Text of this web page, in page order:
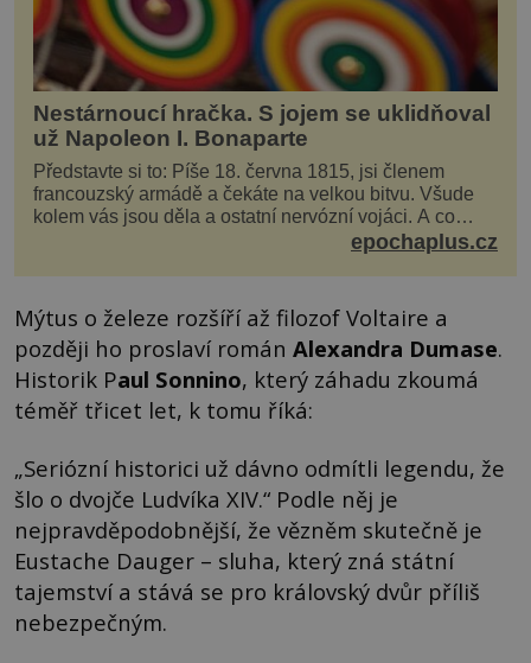
Nestárnoucí hračka. S jojem se uklidňoval
už Napoleon I. Bonaparte
Představte si to: Píše 18. června 1815, jsi členem
francouzský armádě a čekáte na velkou bitvu. Všude
kolem vás jsou děla a ostatní nervózní vojáci. A co
děláte vy? Hrajete si… s jojem! Zdá se v...epochaplus.cz
Mýtus o železe rozšíří až filozof Voltaire a
později ho proslaví román Alexandra Dumase.
Historik Paul Sonnino, který záhadu zkoumá
téměř třicet let, k tomu říká:
„Seriózní historici už dávno odmítli legendu, že
šlo o dvojče Ludvíka XIV.“ Podle něj je
nejpravděpodobnější, že vězněm skutečně je
Eustache Dauger – sluha, který zná státní
tajemství a stává se pro královský dvůr příliš
nebezpečným.